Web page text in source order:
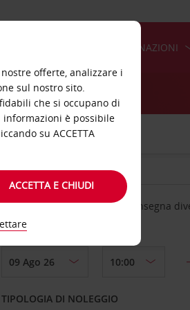
DESTINAZIONI
Scegli una località di riconsegna
DAL GIORNO
TIPOLOGIA DI NOLEGGIO
offerte, analizzare i
sul nostro sito.
che si occupano di
è possibile
su ACCETTA
ACCETTA E CHIUDI